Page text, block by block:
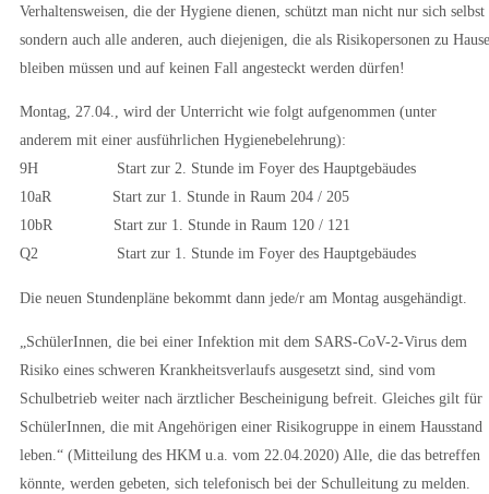
Verhaltensweisen, die der Hygiene dienen, schützt man nicht nur sich selbst
sondern auch alle anderen, auch diejenigen, die als Risikopersonen zu Hause
bleiben müssen und auf keinen Fall angesteckt werden dürfen!
Montag, 27.04., wird der Unterricht wie folgt aufgenommen (unter
anderem mit einer ausführlichen Hygienebelehrung):
9H Start zur 2. Stunde im Foyer des Hauptgebäudes
10aR Start zur 1. Stunde in Raum 204 / 205
10bR Start zur 1. Stunde in Raum 120 / 121
Q2 Start zur 1. Stunde im Foyer des Hauptgebäudes
Die neuen Stundenpläne bekommt dann jede/r am Montag ausgehändigt.
„SchülerInnen, die bei einer Infektion mit dem SARS-CoV-2-Virus dem
Risiko eines schweren Krankheitsverlaufs ausgesetzt sind, sind vom
Schulbetrieb weiter nach ärztlicher Bescheinigung befreit. Gleiches gilt für
SchülerInnen, die mit Angehörigen einer Risikogruppe in einem Hausstand
leben.“ (Mitteilung des HKM u.a. vom 22.04.2020) Alle, die das betreffen
könnte, werden gebeten, sich telefonisch bei der Schulleitung zu melden.